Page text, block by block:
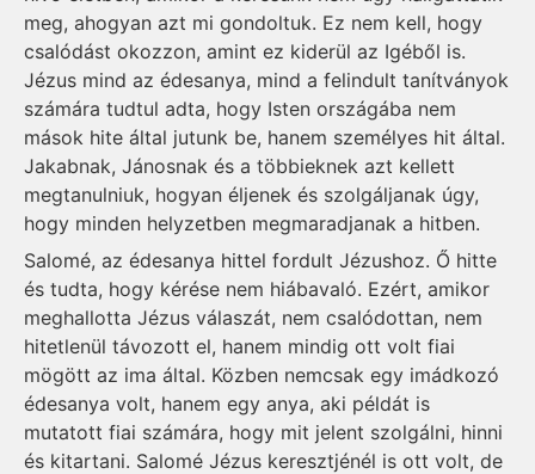
meg, ahogyan azt mi gondoltuk. Ez nem kell, hogy
csalódást okozzon, amint ez kiderül az Igéből is.
Jézus mind az édesanya, mind a felindult tanítványok
számára tudtul adta, hogy Isten országába nem
mások hite által jutunk be, hanem személyes hit által.
Jakabnak, Jánosnak és a többieknek azt kellett
megtanulniuk, hogyan éljenek és szolgáljanak úgy,
hogy minden helyzetben megmaradjanak a hitben.
Salomé, az édesanya hittel fordult Jézushoz. Ő hitte
és tudta, hogy kérése nem hiábavaló. Ezért, amikor
meghallotta Jézus válaszát, nem csalódottan, nem
hitetlenül távozott el, hanem mindig ott volt fiai
mögött az ima által. Közben nemcsak egy imádkozó
édesanya volt, hanem egy anya, aki példát is
mutatott fiai számára, hogy mit jelent szolgálni, hinni
és kitartani. Salomé Jézus keresztjénél is ott volt, de